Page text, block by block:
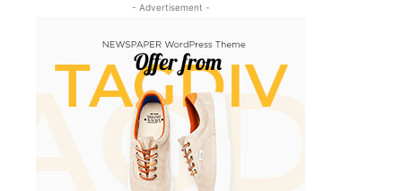
- Advertisement -